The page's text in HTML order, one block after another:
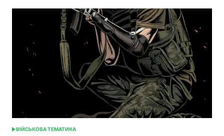
ОПУБЛИКОВАНО
ВІЙСЬКОВА ТЕМАТИКА